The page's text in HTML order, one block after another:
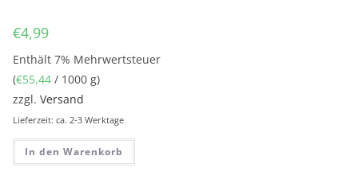
€4,99
Enthält 7% Mehrwertsteuer
(€55,44 / 1000 g)
zzgl.Versand
Lieferzeit: ca. 2-3 Werktage
In den Warenkorb